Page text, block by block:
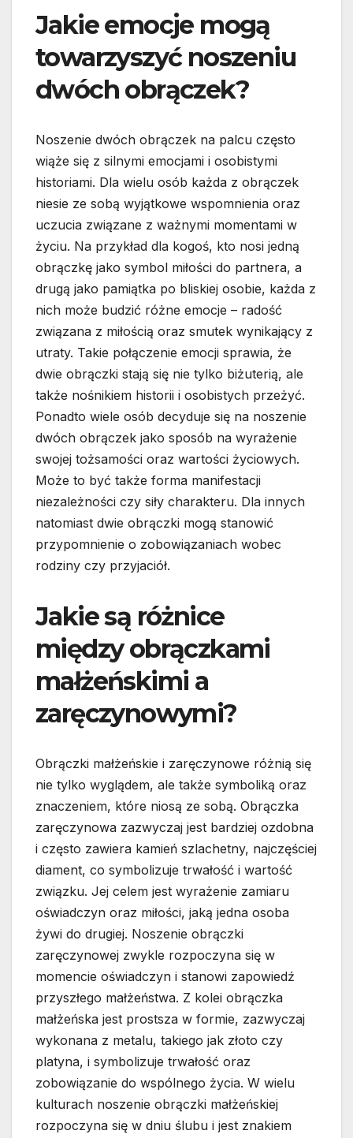
Jakie emocje mogą
towarzyszyć noszeniu
dwóch obrączek?
Noszenie dwóch obrączek na palcu często
wiąże się z silnymi emocjami i osobistymi
historiami. Dla wielu osób każda z obrączek
niesie ze sobą wyjątkowe wspomnienia oraz
uczucia związane z ważnymi momentami w
życiu. Na przykład dla kogoś, kto nosi jedną
obrączkę jako symbol miłości do partnera, a
drugą jako pamiątka po bliskiej osobie, każda z
nich może budzić różne emocje – radość
związana z miłością oraz smutek wynikający z
utraty. Takie połączenie emocji sprawia, że
dwie obrączki stają się nie tylko biżuterią, ale
także nośnikiem historii i osobistych przeżyć.
Ponadto wiele osób decyduje się na noszenie
dwóch obrączek jako sposób na wyrażenie
swojej tożsamości oraz wartości życiowych.
Może to być także forma manifestacji
niezależności czy siły charakteru. Dla innych
natomiast dwie obrączki mogą stanowić
przypomnienie o zobowiązaniach wobec
rodziny czy przyjaciół.
Jakie są różnice
między obrączkami
małżeńskimi a
zaręczynowymi?
Obrączki małżeńskie i zaręczynowe różnią się
nie tylko wyglądem, ale także symboliką oraz
znaczeniem, które niosą ze sobą. Obrączka
zaręczynowa zazwyczaj jest bardziej ozdobna
i często zawiera kamień szlachetny, najczęściej
diament, co symbolizuje trwałość i wartość
związku. Jej celem jest wyrażenie zamiaru
oświadczyn oraz miłości, jaką jedna osoba
żywi do drugiej. Noszenie obrączki
zaręczynowej zwykle rozpoczyna się w
momencie oświadczyn i stanowi zapowiedź
przyszłego małżeństwa. Z kolei obrączka
małżeńska jest prostsza w formie, zazwyczaj
wykonana z metalu, takiego jak złoto czy
platyna, i symbolizuje trwałość oraz
zobowiązanie do wspólnego życia. W wielu
kulturach noszenie obrączki małżeńskiej
rozpoczyna się w dniu ślubu i jest znakiem